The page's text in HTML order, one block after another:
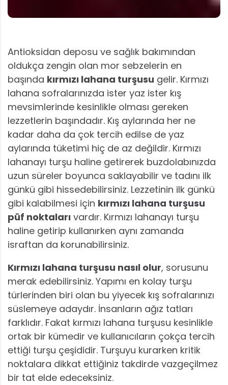
Antioksidan deposu ve sağlık bakımından
oldukça zengin olan mor sebzelerin en
başında kırmızı lahana turşusu gelir. Kırmızı
lahana sofralarınızda ister yaz ister kış
mevsimlerinde kesinlikle olması gereken
lezzetlerin başındadır. Kış aylarında her ne
kadar daha da çok tercih edilse de yaz
aylarında tüketimi hiç de az değildir. Kırmızı
lahanayı turşu haline getirerek buzdolabınızda
uzun süreler boyunca saklayabilir ve tadını ilk
günkü gibi hissedebilirsiniz. Lezzetinin ilk günkü
gibi kalabilmesi için kırmızı lahana turşusu
püf noktaları vardır. Kırmızı lahanayı turşu
haline getirip kullanırken aynı zamanda
israftan da korunabilirsiniz.
Kırmızı lahana turşusu nasıl olur, sorusunu
merak edebilirsiniz. Yapımı en kolay turşu
türlerinden biri olan bu yiyecek kış sofralarınızı
süslemeye adaydır. İnsanların ağız tatları
farklıdır. Fakat kırmızı lahana turşusu kesinlikle
ortak bir kümedir ve kullanıcıların çokça tercih
ettiği turşu çeşididir. Turşuyu kurarken kritik
noktalara dikkat ettiğiniz takdirde vazgeçilmez
bir tat elde edeceksiniz.